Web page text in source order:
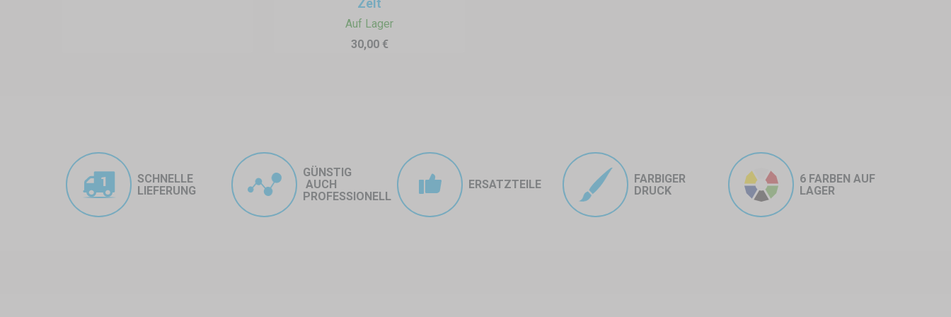
Schutz mit wasserdichtem Planenmaterial und seitlichen Wänden.
Worauf sollte man bei der Nutzung achten?
• Stabile Befestigung: Im Freien muss das Zelt immer mit Gewichten oder Zeltpflöcken gesichert werden, insbesondere bei Wind.
• Passende Größe: Die Wahl der Zeltgröße hängt von der Anzahl der Referenten, den technischen Anforderungen und der Anordnung des
Zelt
Auf Lager
30,00 €
SCHNELLE
LIEFERUNG
GÜNSTIG
AUCH
PROFESSIONELL
ERSATZTEILE
FARBIGER
DRUCK
6 FARBEN AUF
LAGER